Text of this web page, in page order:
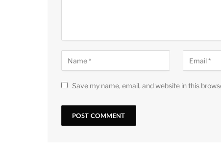
Save my name, email, and website in this